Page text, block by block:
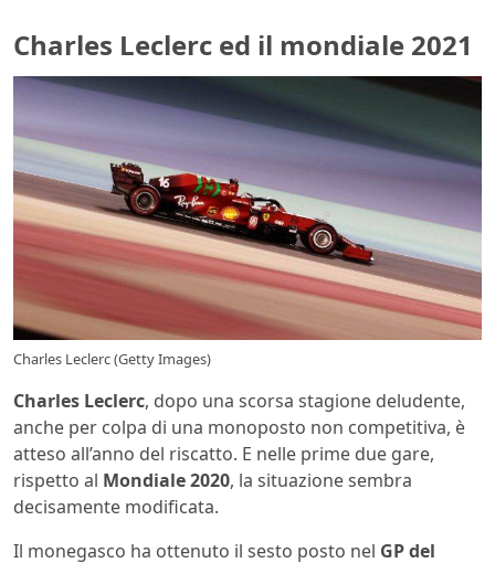
Charles Leclerc ed il mondiale 2021
Charles Leclerc (Getty Images)
Charles Leclerc, dopo una scorsa stagione deludente,
anche per colpa di una monoposto non competitiva, è
atteso all’anno del riscatto. E nelle prime due gare,
rispetto al Mondiale 2020, la situazione sembra
decisamente modificata.
Il monegasco ha ottenuto il sesto posto nel GP del